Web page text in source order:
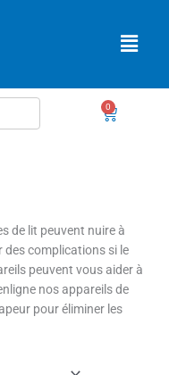
0
Panier
de lit peuvent nuire à
des complications si le
peuvent vous aider à
nos appareils de
pour éliminer les